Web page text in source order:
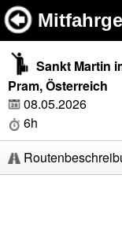
Sankt Martin
Pram, Österreich
08.05.2026
6h